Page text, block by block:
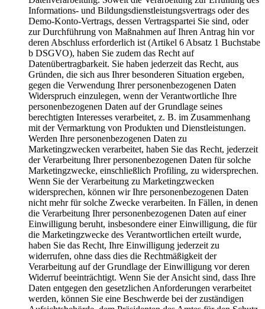
Informations- und Bildungsdienstleistungsvertrags oder des
Demo-Konto-Vertrags, dessen Vertragspartei Sie sind, oder
zur Durchführung von Maßnahmen auf Ihren Antrag hin vor
deren Abschluss erforderlich ist (Artikel 6 Absatz 1 Buchstabe
b DSGVO), haben Sie zudem das Recht auf
Datenübertragbarkeit. Sie haben jederzeit das Recht, aus
Gründen, die sich aus Ihrer besonderen Situation ergeben,
gegen die Verwendung Ihrer personenbezogenen Daten
Widerspruch einzulegen, wenn der Verantwortliche Ihre
personenbezogenen Daten auf der Grundlage seines
berechtigten Interesses verarbeitet, z. B. im Zusammenhang
mit der Vermarktung von Produkten und Dienstleistungen.
Werden Ihre personenbezogenen Daten zu
Marketingzwecken verarbeitet, haben Sie das Recht, jederzeit
der Verarbeitung Ihrer personenbezogenen Daten für solche
Marketingzwecke, einschließlich Profiling, zu widersprechen.
Wenn Sie der Verarbeitung zu Marketingzwecken
widersprechen, können wir Ihre personenbezogenen Daten
nicht mehr für solche Zwecke verarbeiten. In Fällen, in denen
die Verarbeitung Ihrer personenbezogenen Daten auf einer
Einwilligung beruht, insbesondere einer Einwilligung, die für
die Marketingzwecke des Verantwortlichen erteilt wurde,
haben Sie das Recht, Ihre Einwilligung jederzeit zu
widerrufen, ohne dass dies die Rechtmäßigkeit der
Verarbeitung auf der Grundlage der Einwilligung vor deren
Widerruf beeinträchtigt. Wenn Sie der Ansicht sind, dass Ihre
Daten entgegen den gesetzlichen Anforderungen verarbeitet
werden, können Sie eine Beschwerde bei der zuständigen